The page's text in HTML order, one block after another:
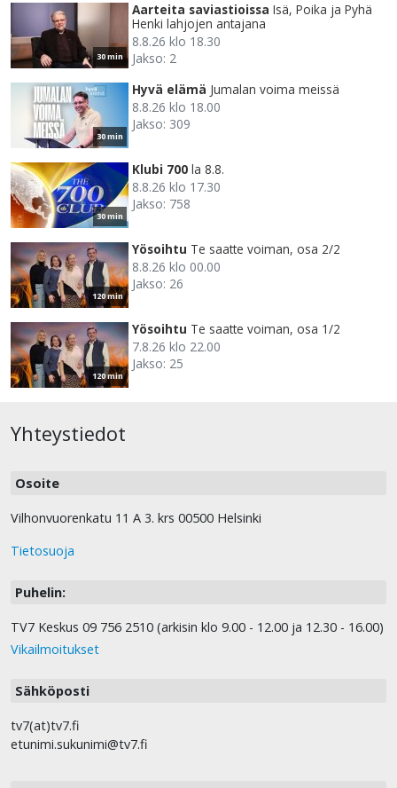
30 min
Aarteita saviastioissa Isä, Poika ja Pyhä
Henki lahjojen antajana
8.8.26 klo 18.30
Jakso: 2
30 min
Hyvä elämä Jumalan voima meissä
8.8.26 klo 18.00
Jakso: 309
30 min
Klubi 700 la 8.8.
8.8.26 klo 17.30
Jakso: 758
120 min
Yösoihtu Te saatte voiman, osa 2/2
8.8.26 klo 00.00
Jakso: 26
120 min
Yösoihtu Te saatte voiman, osa 1/2
7.8.26 klo 22.00
Jakso: 25
Yhteystiedot
Osoite
Vilhonvuorenkatu 11 A 3. krs 00500 Helsinki
Tietosuoja
Puhelin:
TV7 Keskus 09 756 2510 (arkisin klo 9.00 - 12.00 ja 12.30 - 16.00)
Vikailmoitukset
Sähköposti
tv7(at)tv7.fi
etunimi.sukunimi@tv7.fi